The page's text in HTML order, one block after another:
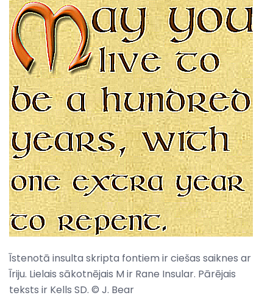
Īstenotā insulta skripta fontiem ir ciešas saiknes ar
Īriju. Lielais sākotnējais M ir Rane Insular. Pārējais
teksts ir Kells SD. © J. Bear